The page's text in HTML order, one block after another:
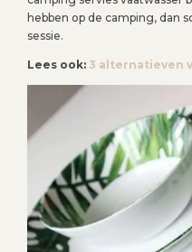
hebben op de camping, dan
sessie.
Lees ook: 3 alternatieven